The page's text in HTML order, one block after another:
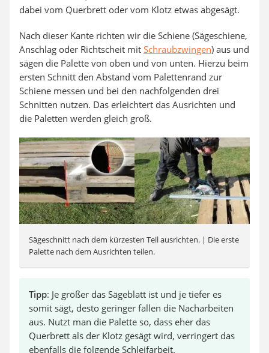
dabei vom Querbrett oder vom Klotz etwas abgesägt.
Nach dieser Kante richten wir die Schiene (Sägeschiene,
Anschlag oder Richtscheit mit Schraubzwingen) aus und
sägen die Palette von oben und von unten. Hierzu beim
ersten Schnitt den Abstand vom Palettenrand zur
Schiene messen und bei den nachfolgenden drei
Schnitten nutzen. Das erleichtert das Ausrichten und
die Paletten werden gleich groß.
Sägeschnitt nach dem kürzesten Teil ausrichten. | Die erste
Palette nach dem Ausrichten teilen.
Tipp: Je größer das Sägeblatt ist und je tiefer es
somit sägt, desto geringer fallen die Nacharbeiten
aus. Nutzt man die Palette so, dass eher das
Querbrett als der Klotz gesägt wird, verringert das
ebenfalls die folgende Schleifarbeit.